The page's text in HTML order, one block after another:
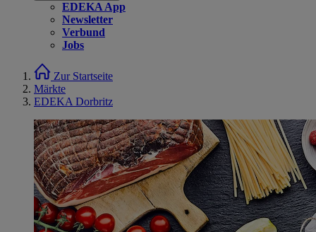
EDEKA App
Newsletter
Verbund
Jobs
Zur Startseite
Märkte
EDEKA Dorbritz